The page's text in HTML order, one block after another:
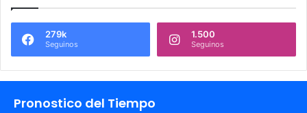
279k
Seguinos
1.500
Seguinos
Pronostico del Tiempo